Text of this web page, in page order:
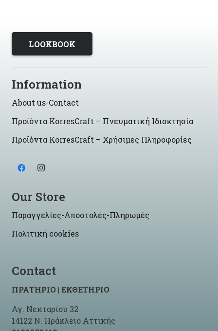
LOOKBOOK
Information
About us-Contact
Προϊόντα KorresCraft – Πνευματική Ιδιοκτησία
Προϊόντα KorresCraft – Χρήσιμες Πληροφορίες
Our Store
Παραγγελίες-Αποστολές-Πληρωμές
Πολιτική cookies
Contact
ΠΡΑΤΗΡΙΟ | ΕΚΘΕΤΗΡΙΟ
Αγ. Νεκταρίου 32
14122 Ν. Ηράκλειο Αττικής